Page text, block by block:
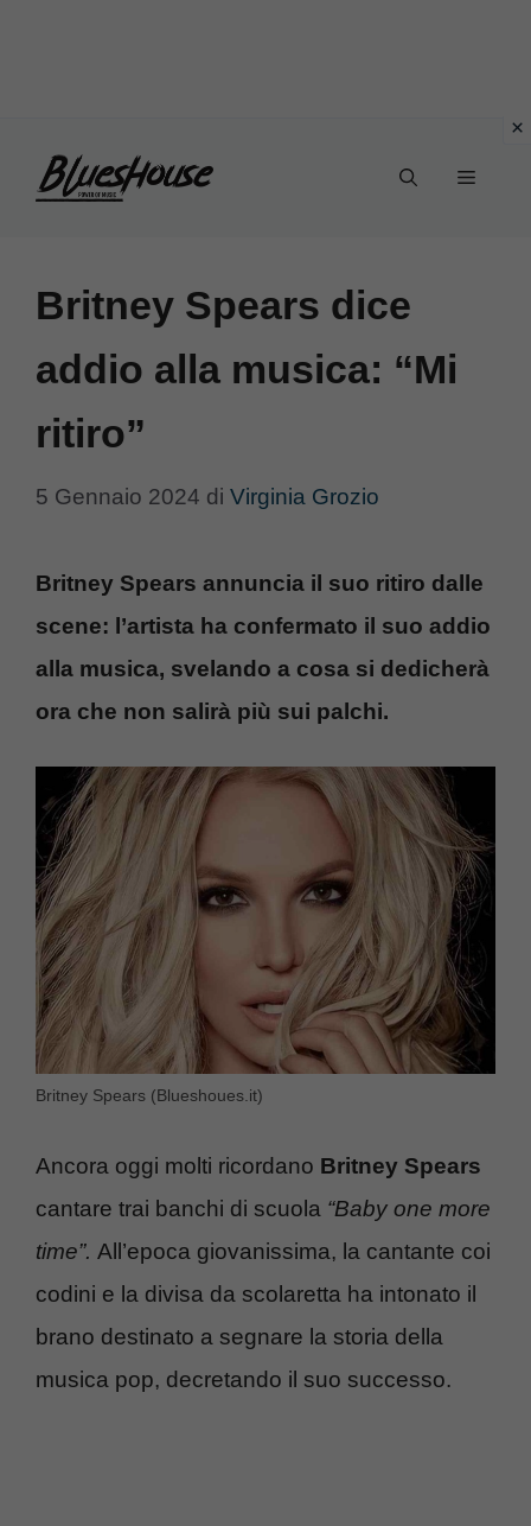
Menu
Britney Spears dice
addio alla musica: “Mi
ritiro”
5 Gennaio 2024 di Virginia Grozio
Britney Spears annuncia il suo ritiro dalle
scene: l’artista ha confermato il suo addio
alla musica, svelando a cosa si dedicherà
ora che non salirà più sui palchi.
Britney Spears (Blueshoues.it)
Ancora oggi molti ricordano Britney Spears
cantare trai banchi di scuola “Baby one more
time”. All’epoca giovanissima, la cantante coi
codini e la divisa da scolaretta ha intonato il
brano destinato a segnare la storia della
musica pop, decretando il suo successo.